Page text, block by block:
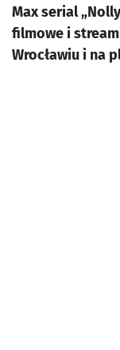
Max serial
filmowe i
Wrocławiu i na